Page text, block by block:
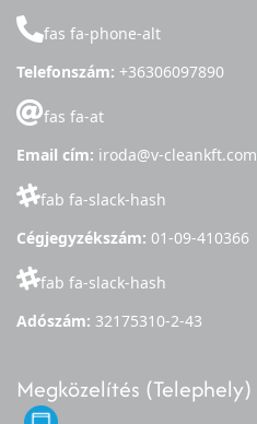
fas fa-phone-alt
Telefonszám: +36306097890
fas fa-at
Email cím: iroda@v-cleankft.com
fab fa-slack-hash
Cégjegyzékszám: 01-09-410366
fab fa-slack-hash
Adószám: 32175310-2-43
Megközelítés (Telephely)